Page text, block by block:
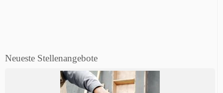
Neueste Stellenangebote